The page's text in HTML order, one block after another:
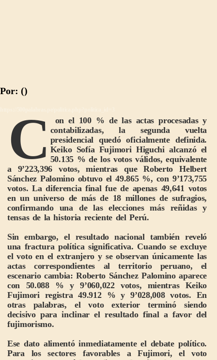
Por: ()
C
on el 100 % de las actas procesadas y
contabilizadas, la segunda vuelta
presidencial quedó oficialmente definida.
Keiko Sofía Fujimori Higuchi alcanzó el
50.135 % de los votos válidos, equivalente
a 9’223,396 votos, mientras que Roberto Helbert
Sánchez Palomino obtuvo el 49.865 %, con 9’173,755
votos. La diferencia final fue de apenas 49,641 votos
en un universo de más de 18 millones de sufragios,
confirmando una de las elecciones más reñidas y
tensas de la historia reciente del Perú.
Sin embargo, el resultado nacional también reveló
una fractura política significativa. Cuando se excluye
el voto en el extranjero y se observan únicamente las
actas correspondientes al territorio peruano, el
escenario cambia: Roberto Sánchez Palomino aparece
con 50.088 % y 9’060,022 votos, mientras Keiko
Fujimori registra 49.912 % y 9’028,008 votos. En
otras palabras, el voto exterior terminó siendo
decisivo para inclinar el resultado final a favor del
fujimorismo.
Ese dato alimentó inmediatamente el debate político.
Para los sectores favorables a Fujimori, el voto